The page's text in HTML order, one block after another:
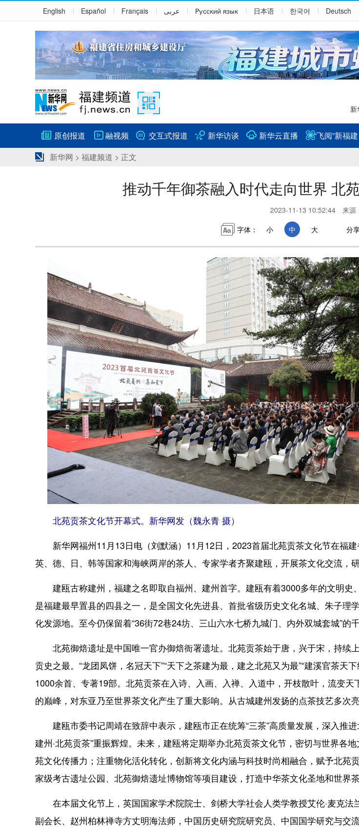
English Español Français عربى Русский язык 日本语 한국어 Deutsch
新
原创报道 融视频 交互式报道 新华访谈 新华云直播 “飞阅”新福建
新华网 > 福建频道 > 正文
推动千年御茶融入时代走向世界 北
2023-11-13 10:52:44 来源
字体：
小 中 大 分
北苑贡茶文化节开幕式。新华网发（魏永青 摄）
新华网福州11月13日电（刘默涵）11月12日，2023首届北苑贡茶文化节在福建
英、德、日、韩等国家和海峡两岸的茶人、专家学者齐聚建瓯，开展茶文化交流，研
建瓯古称建州，福建之名即取自福州、建州首字。建瓯有着3000多年的文明史
是福建最早置县的四县之一，是全国文化先进县、首批省级历史文化名城、朱子理
化发源地。至今仍保留着“36街72巷24坊、三山六水七桥九城门、内外双城套城”的千
北苑御焙遗址是中国唯一官办御焙衙署遗址。北苑贡茶始于唐，兴于宋，持续
贡史之最。“龙团凤饼，名冠天下”“天下之茶建为最，建之北苑又为最”“建溪官茶天
1000余首、专著19部。北苑贡茶在入诗、入画、入禅、入道中，开枝散叶，流变天
的巅峰，对东亚乃至世界茶文化产生了重大影响。从古城建州发扬的点茶技艺多次
建瓯市委书记周靖在致辞中表示，建瓯市正在统筹“三茶”高质量发展，深入推进
建州·北苑贡茶”重振辉煌。未来，建瓯将定期举办北苑贡茶文化节，密切与世界各
苑文化传播力；注重物化活化转化，创新将文化内涵与科技时尚相融合，赋予北苑
家级考古遗址公园、北苑御焙遗址博物馆等项目建设，打造中华茶文化圣地和世界茶
在本届文化节上，英国国家学术院院士、剑桥大学社会人类学教授艾伦·麦克法
副会长、赵州柏林禅寺方丈明海法师，中国历史研究院研究员、中国国学研究与交